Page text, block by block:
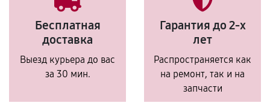
Бесплатная
доставка
Выезд курьера до вас
за 30 мин.
Гарантия до 2-х
лет
Распространяется как
на ремонт, так и на
запчасти